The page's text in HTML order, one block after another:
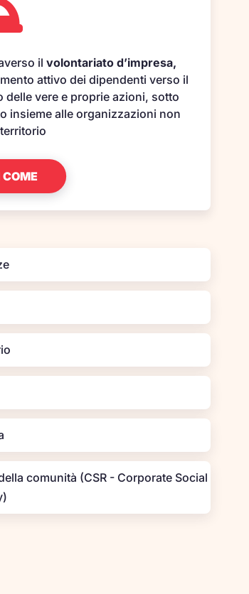
ilvolontariato d’impresa,
attivo dei dipendenti verso il
vere e proprie azioni, sotto
insieme alle organizzazioni non
COME
comunità (CSR - Corporate Social